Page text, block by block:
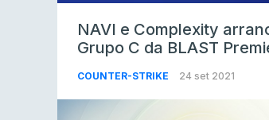
NAVI e Complexity
Grupo C da BLAST
COUNTER-STRIKE 24 set 2021